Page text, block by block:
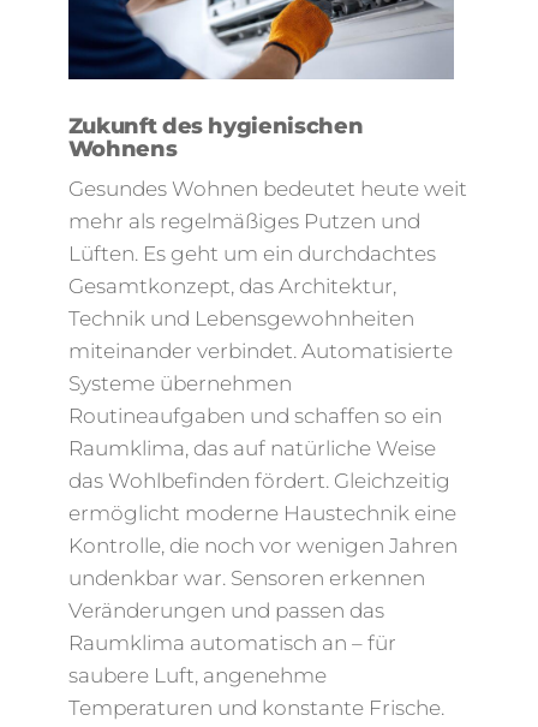
Zukunft des hygienischen
Wohnens
Gesundes Wohnen bedeutet heute weit
mehr als regelmäßiges Putzen und
Lüften. Es geht um ein durchdachtes
Gesamtkonzept, das Architektur,
Technik und Lebensgewohnheiten
miteinander verbindet. Automatisierte
Systeme übernehmen
Routineaufgaben und schaffen so ein
Raumklima, das auf natürliche Weise
das Wohlbefinden fördert. Gleichzeitig
ermöglicht moderne Haustechnik eine
Kontrolle, die noch vor wenigen Jahren
undenkbar war. Sensoren erkennen
Veränderungen und passen das
Raumklima automatisch an – für
saubere Luft, angenehme
Temperaturen und konstante Frische.